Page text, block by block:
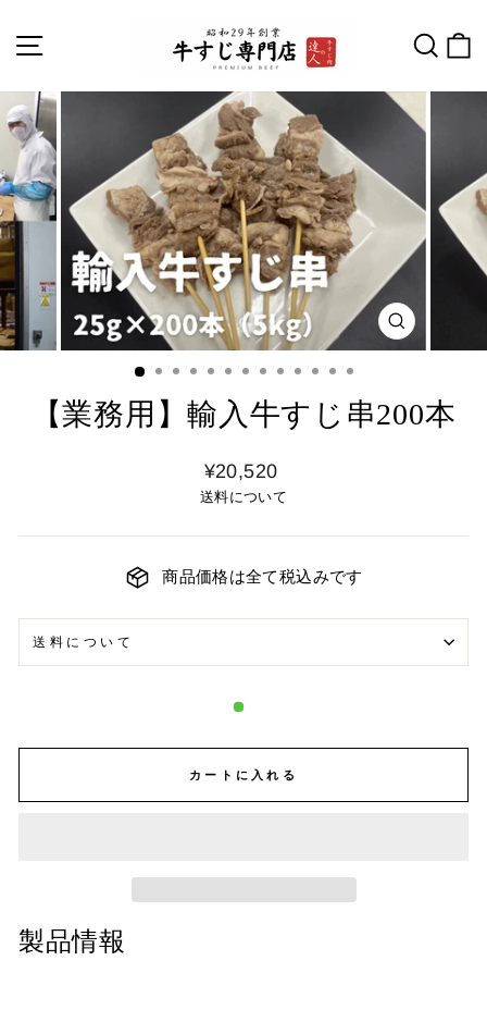
【業務用】輸入牛すじ串200本
¥20,520
送料について
商品価格は全て税込みです
送料について
カートに入れる
製品情報